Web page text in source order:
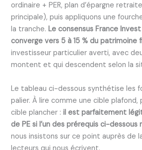
ordinaire + PER, plan d’épargne
principale), puis appliquons une
la tranche.Le consensus France
converge vers 5 à 15 % du patrimoine
investisseur particulier averti, avec
montent et qui descendent selon la
Le tableau ci-dessous synthétise les
palier. À lire comme une cible plafond,
cible plancher :il est parfaitement
de PE si l’un des prérequis ci-dessous
nous insistons sur ce point auprès de